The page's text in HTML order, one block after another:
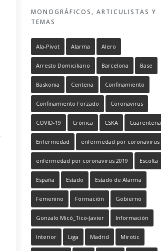
MONOGRÁFICOS, ARTICULISTAS Y
TEMAS
Ala-Pívot Alarma Alero
Arresto Domiciliario Barcelona Base
Baskonia Centena Confinamiento
Confinamiento Forzado Coronavirus
COVID-19 Crónica CSKA Cuarentena
Enfermedad enfermedad por coronavirus
enfermedad por coronavirus 2019 Escolta
España Estado Estado de Alarma
Femenino Formación Gobierno
Gonzalo Micó_Tico-Javier Información
Interior Liga Madrid Mirotic